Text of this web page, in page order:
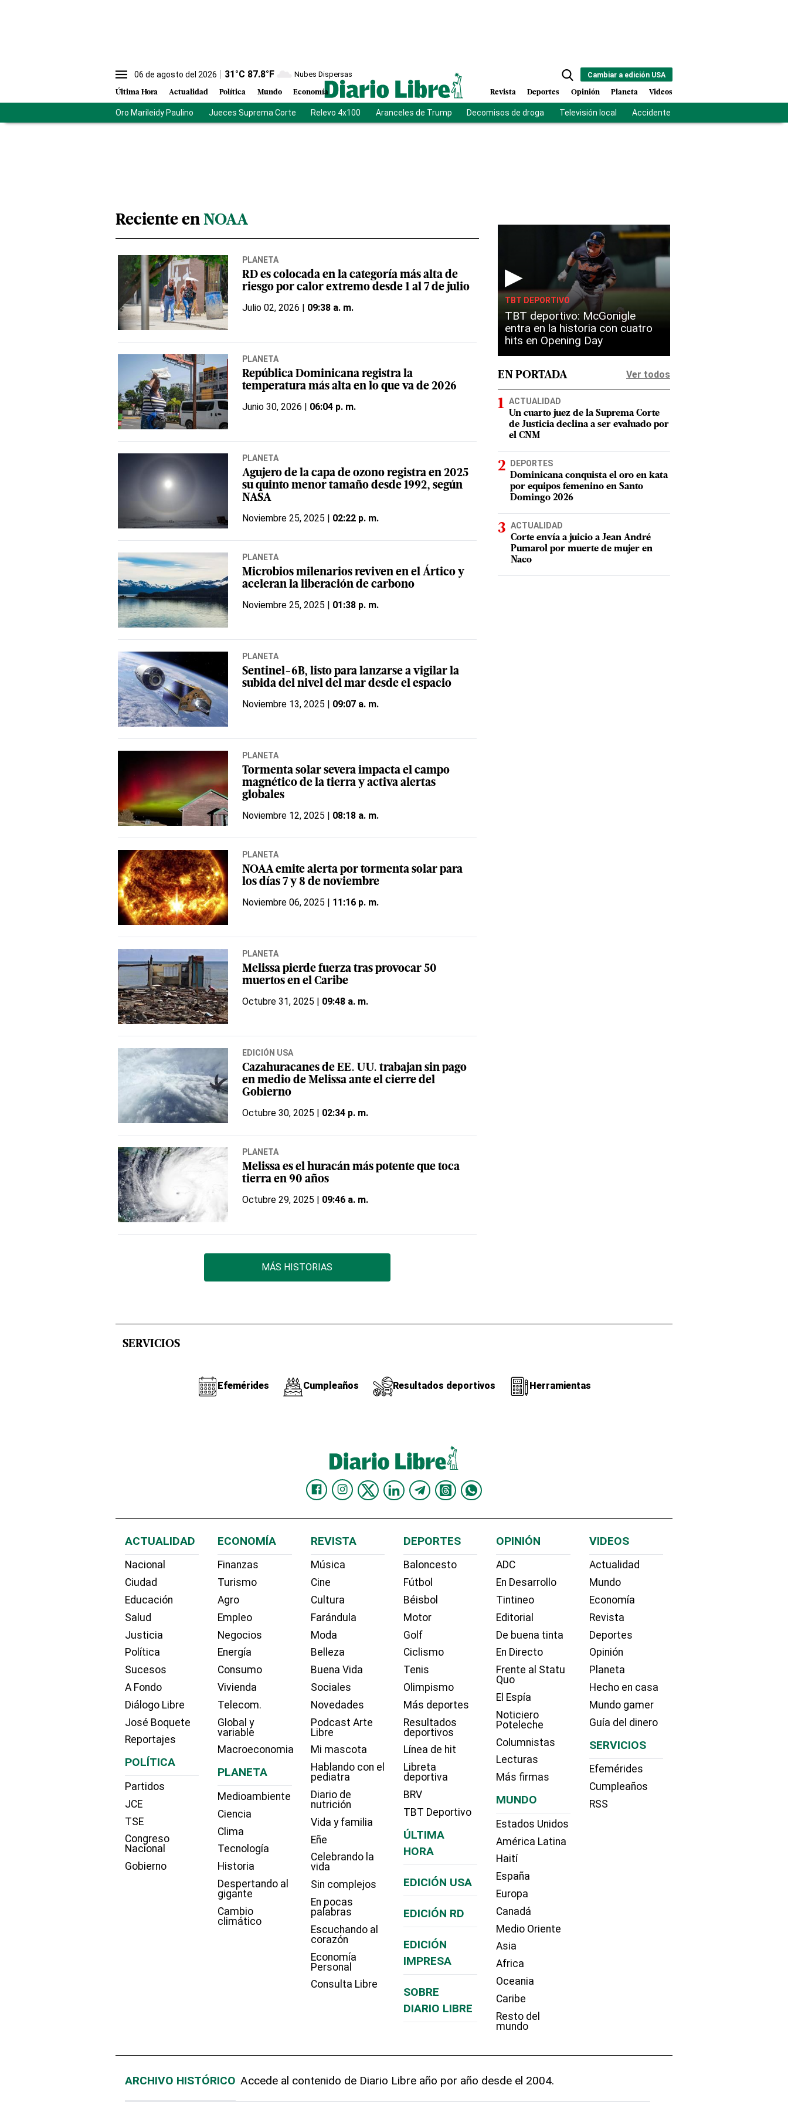
06 de agosto del 2026 31 °C 87.8°F Nubes Dispersas
Última Hora Actualidad Política Mundo Economía
Cambiar a edición USA
Revista Deportes Opinión Planeta Videos
Oro Marileidy Paulino Jueces Suprema Corte Relevo 4x100 Aranceles de Trump Decomisos de droga Televisión local Accidente Los Ríos
Reciente en NOAA
PLANETA
RD es colocada en la categoría más alta de
riesgo por calor extremo desde 1 al 7 de julio
Julio 02, 2026 | 09:38 a. m.
PLANETA
República Dominicana registra la
temperatura más alta en lo que va de 2026
Junio 30, 2026 | 06:04 p. m.
PLANETA
Agujero de la capa de ozono registra en 2025
su quinto menor tamaño desde 1992, según
NASA
Noviembre 25, 2025 | 02:22 p. m.
PLANETA
Microbios milenarios reviven en el Ártico y
aceleran la liberación de carbono
Noviembre 25, 2025 | 01:38 p. m.
PLANETA
Sentinel-6B, listo para lanzarse a vigilar la
subida del nivel del mar desde el espacio
Noviembre 13, 2025 | 09:07 a. m.
PLANETA
Tormenta solar severa impacta el campo
magnético de la tierra y activa alertas
globales
Noviembre 12, 2025 | 08:18 a. m.
PLANETA
NOAA emite alerta por tormenta solar para
los días 7 y 8 de noviembre
Noviembre 06, 2025 | 11:16 p. m.
PLANETA
Melissa pierde fuerza tras provocar 50
muertos en el Caribe
Octubre 31, 2025 | 09:48 a. m.
EDICIÓN USA
Cazahuracanes de EE. UU. trabajan sin pago
en medio de Melissa ante el cierre del
Gobierno
Octubre 30, 2025 | 02:34 p. m.
PLANETA
Melissa es el huracán más potente que toca
tierra en 90 años
Octubre 29, 2025 | 09:46 a. m.
MÁS HISTORIAS
▶
TBT DEPORTIVO
TBT deportivo: McGonigle
entra en la historia con cuatro
hits en Opening Day
EN PORTADA Ver todos
ACTUALIDAD
Un cuarto juez de la Suprema Corte
de Justicia declina a ser evaluado por
el CNM
DEPORTES
Dominicana conquista el oro en kata
por equipos femenino en Santo
Domingo 2026
ACTUALIDAD
Corte envía a juicio a Jean André
Pumarol por muerte de mujer en
Naco
SERVICIOS
Efemérides Cumpleaños Resultados deportivos Herramientas
ACTUALIDAD
Nacional
Ciudad
Educación
Salud
Justicia
Política
Sucesos
A Fondo
Diálogo Libre
José Boquete
Reportajes
POLÍTICA
Partidos
JCE
TSE
Congreso
Nacional
Gobierno
ECONOMÍA
Finanzas
Turismo
Agro
Empleo
Negocios
Energía
Consumo
Vivienda
Telecom.
Global y
variable
Macroeconomia
PLANETA
Medioambiente
Ciencia
Clima
Tecnología
Historia
Despertando al
gigante
Cambio
climático
REVISTA
Música
Cine
Cultura
Farándula
Moda
Belleza
Buena Vida
Sociales
Novedades
Podcast Arte
Libre
Mi mascota
Hablando con el
pediatra
Diario de
nutrición
Vida y familia
Eñe
Celebrando la
vida
Sin complejos
En pocas
palabras
Escuchando al
corazón
Economía
Personal
Consulta Libre
DEPORTES
Baloncesto
Fútbol
Béisbol
Motor
Golf
Ciclismo
Tenis
Olimpismo
Más deportes
Resultados
deportivos
Línea de hit
Libreta
deportiva
BRV
TBT Deportivo
ÚLTIMA
HORA
EDICIÓN USA
EDICIÓN RD
EDICIÓN
IMPRESA
SOBRE
DIARIO LIBRE
OPINIÓN
ADC
En Desarrollo
Tintineo
Editorial
De buena tinta
En Directo
Frente al Statu
Quo
El Espía
Noticiero
Poteleche
Columnistas
Lecturas
Más firmas
MUNDO
Estados Unidos
América Latina
Haití
España
Europa
Canadá
Medio Oriente
Asia
Africa
Oceania
Caribe
Resto del
mundo
VIDEOS
Actualidad
Mundo
Economía
Revista
Deportes
Opinión
Planeta
Hecho en casa
Mundo gamer
Guía del dinero
SERVICIOS
Efemérides
Cumpleaños
RSS
ARCHIVO HISTÓRICO Accede al contenido de Diario Libre año por año desde el 2004.